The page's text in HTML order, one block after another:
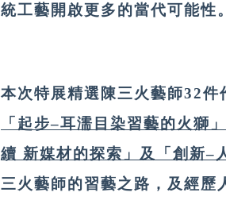
統工藝開啟更多的當代可能性。
本次特展精選陳三火藝師32
「起步–耳濡目染習藝的火獅
續 新媒材的探索」及「創新–
三火藝師的習藝之路，及經歷